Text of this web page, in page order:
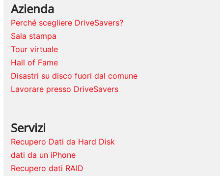
Azienda
Perché scegliere DriveSavers?
Sala stampa
Tour virtuale
Hall of Fame
Disastri su disco fuori dal comune
Lavorare presso DriveSavers
Servizi
Recupero Dati da Hard Disk
dati da un iPhone
Recupero dati RAID